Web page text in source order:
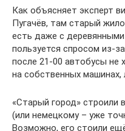
Как объясняет эксперт
Пугачёв, там старый
есть даже с
пользуется спросом из-
после 21-00 автобусы не
на собственных
«Старый город» строили
(или немецкому – уже
Возможно, его стоили